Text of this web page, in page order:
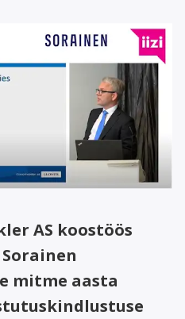
AS koostöös
mitme aasta